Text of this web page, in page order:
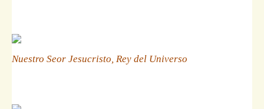
Nuestro Seor Jesucristo, Rey del Universo